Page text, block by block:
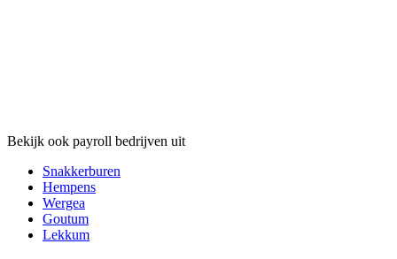
Bekijk ook payroll bedrijven uit
Snakkerburen
Hempens
Wergea
Goutum
Lekkum